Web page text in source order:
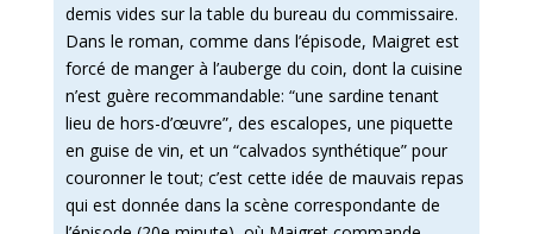
demis vides sur la table du bureau du commissaire.
Dans le roman, comme dans l’épisode, Maigret est
forcé de manger à l’auberge du coin, dont la cuisine
n’est guère recommandable: “une sardine tenant
lieu de hors-d’œuvre”, des escalopes, une piquette
en guise de vin, et un “calvados synthétique” pour
couronner le tout; c’est cette idée de mauvais repas
qui est donnée dans la scène correspondante de